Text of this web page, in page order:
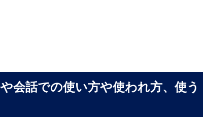
会話での使い方や使われ方、使う